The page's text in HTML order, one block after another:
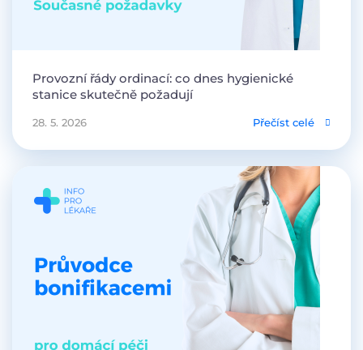
Provozní řády ordinací: co dnes hygienické
stanice skutečně požadují
28. 5. 2026 Přečíst celé